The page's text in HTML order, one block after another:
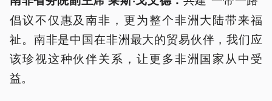
倡议不仅惠及南非，更为整个非洲大陆带来福
祉。南非是中国在非洲最大的贸易伙伴，我们应
该珍视这种伙伴关系，让更多非洲国家从中受
益。